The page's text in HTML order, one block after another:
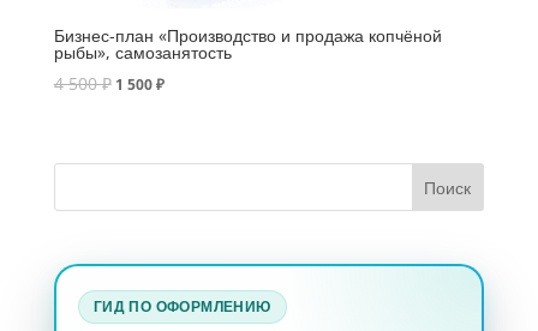
Бизнес-план «Производство и продажа копчёной
рыбы», самозанятость
4 500₽ 1 500₽
ГИД ПО ОФОРМЛЕНИЮ